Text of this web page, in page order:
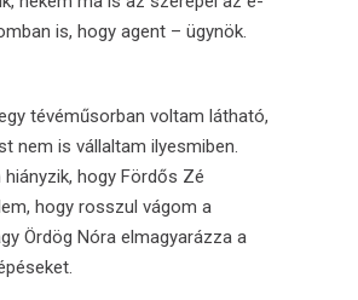
is, hogy agent – ügynök.
tévéműsorban voltam látható,
nem is vállaltam ilyesmiben.
hiányzik, hogy Fördős Zé
hogy rosszul vágom a
Ördög Nóra elmagyarázza a